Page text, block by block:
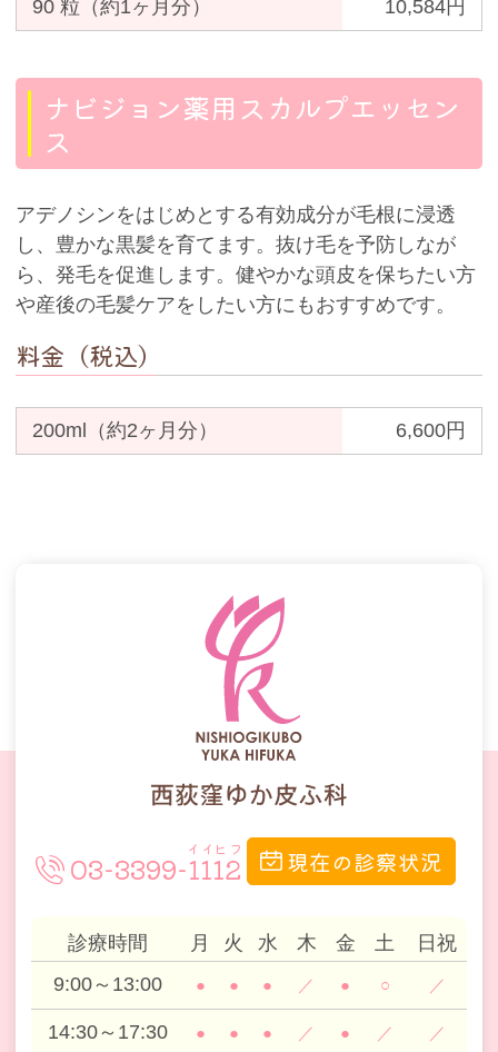
90 粒（約1ヶ月分） 10,584円
ナビジョン薬用スカルプエッセン
ス
アデノシンをはじめとする有効成分が毛根に浸透
し、豊かな黒髪を育てます。抜け毛を予防しなが
ら、発毛を促進します。健やかな頭皮を保ちたい方
や産後の毛髪ケアをしたい方にもおすすめです。
料金（税込）
200ml（約2ヶ月分） 6,600円
03-3399-1112 現在の診察状況
診療時間 月 火 水 木 金 土
日祝
9:00～13:00
● ● ● ／ ● ○ ／
14:30～17:30 ● ● ● ／ ● ／ ／